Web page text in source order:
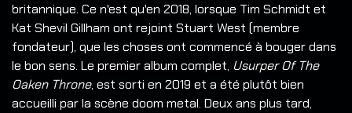
britannique. Ce n'est qu'en 2018, lorsque Tim Schmidt et
Kat Shevil Gillham ont rejoint Stuart West (membre
fondateur), que les choses ont commencé à bouger dans
le bon sens. Le premier album complet, Usurper Of The
Oaken Throne, est sorti en 2019 et a été plutôt bien
accueilli par la scène doom metal. Deux ans plus tard,